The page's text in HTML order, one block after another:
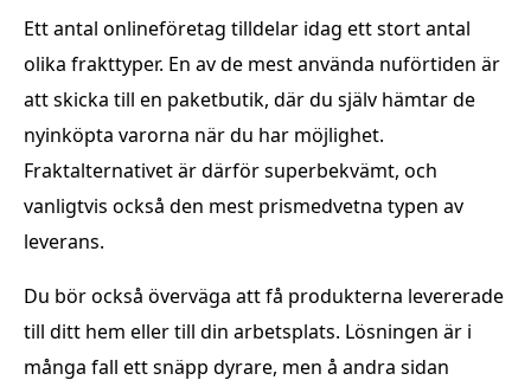
Ett antal onlineföretag tilldelar idag ett stort antal
olika frakttyper. En av de mest använda nuförtiden är
att skicka till en paketbutik, där du själv hämtar de
nyinköpta varorna när du har möjlighet.
Fraktalternativet är därför superbekvämt, och
vanligtvis också den mest prismedvetna typen av
leverans.
Du bör också överväga att få produkterna levererade
till ditt hem eller till din arbetsplats. Lösningen är i
många fall ett snäpp dyrare, men å andra sidan